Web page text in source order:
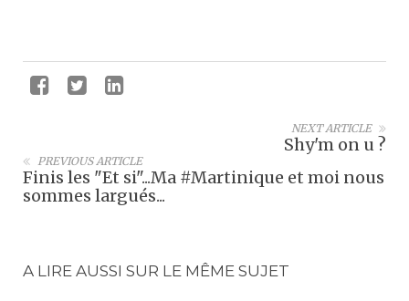
NEXT ARTICLE
Shy'm on u ?
PREVIOUS ARTICLE
Finis les "Et si"...Ma #Martinique et moi nous
sommes largués...
A LIRE AUSSI SUR LE MÊME SUJET